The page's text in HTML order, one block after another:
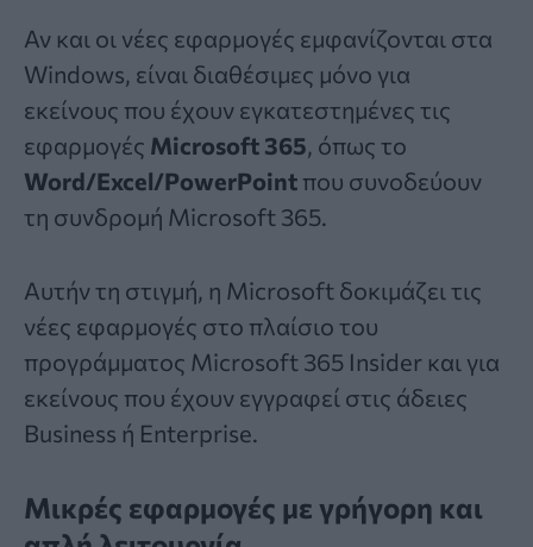
Αν και οι νέες εφαρμογές εμφανίζονται στα
Windows, είναι διαθέσιμες μόνο για
εκείνους που έχουν εγκατεστημένες τις
εφαρμογές Microsoft 365, όπως το
Word/Excel/PowerPoint που συνοδεύουν
τη συνδρομή Microsoft 365.
Αυτήν τη στιγμή, η Microsoft δοκιμάζει τις
νέες εφαρμογές στο πλαίσιο του
προγράμματος Microsoft 365 Insider και για
εκείνους που έχουν εγγραφεί στις άδειες
Business ή Enterprise.
Μικρές εφαρμογές με γρήγορη και